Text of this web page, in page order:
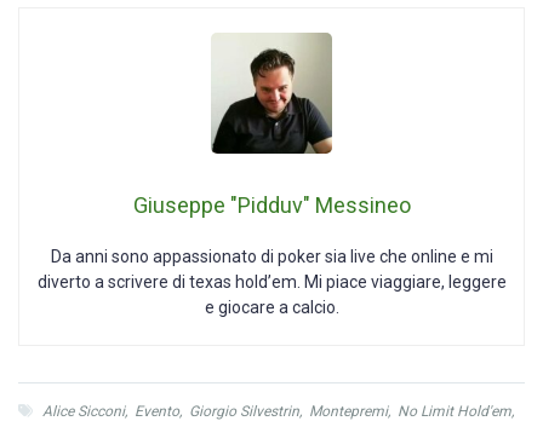
Giuseppe "Pidduv" Messineo
Da anni sono appassionato di poker sia live che online e mi
diverto a scrivere di texas hold’em. Mi piace viaggiare, leggere
e giocare a calcio.
Alice Sicconi, Evento, Giorgio Silvestrin, Montepremi, No Limit Hold'em,